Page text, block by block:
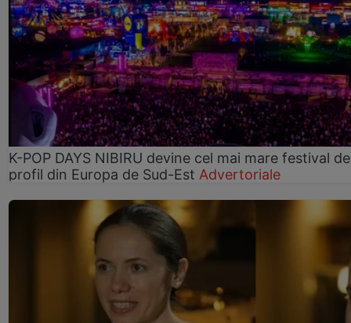
K-POP DAYS NIBIRU devine cel mai mare festival de
profil din Europa de Sud-Est Advertoriale